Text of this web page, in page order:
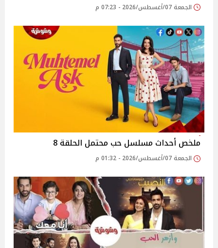
الجمعة 07/أغسطس/2026 - 07:23 م
ملخص أحداث مسلسل حب محتمل الحلقة 8
الجمعة 07/أغسطس/2026 - 01:32 م